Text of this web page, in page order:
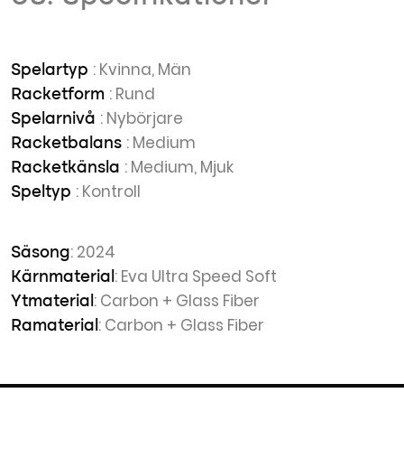
Spelartyp : Kvinna, Män
Racketform : Rund
Spelarnivå : Nybörjare
Racketbalans : Medium
Racketkänsla : Medium, Mjuk
Speltyp : Kontroll
Säsong: 2024
Kärnmaterial : Eva Ultra Speed Soft
Ytmaterial : Carbon + Glass Fiber
Ramaterial : Carbon + Glass Fiber